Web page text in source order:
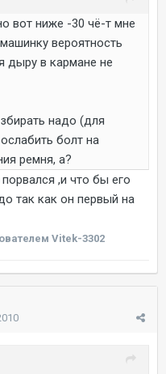
вот ниже -30 чё-т мне
вероятность
дыру в кармане не
надо (для
болт на
ремня, а?
,и что бы его
так как он первый на
Vitek-3302